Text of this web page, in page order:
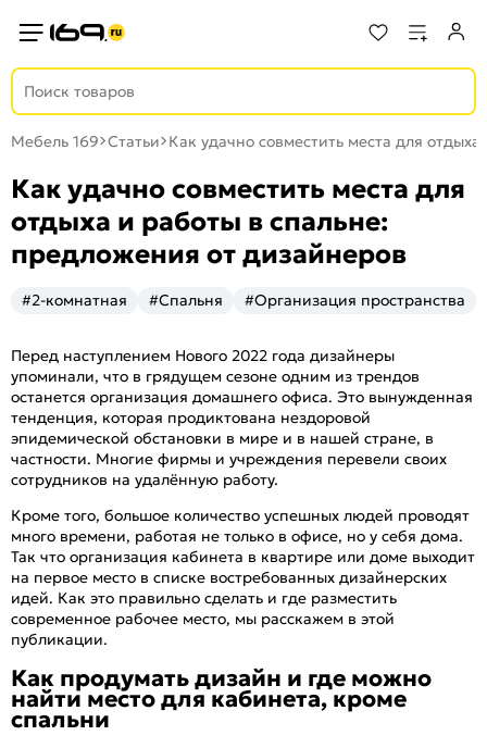
Мебель 169 Статьи Как удачно совместить места для
Как удачно совместить места для
отдыха и работы в спальне:
предложения от дизайнеров
#2-комнатная #Спальня #Организация пространства
Перед наступлением Нового 2022 года дизайнеры
упоминали, что в грядущем сезоне одним из трендов
останется организация домашнего офиса. Это вынужденная
тенденция, которая продиктована нездоровой
эпидемической обстановки в мире и в нашей стране, в
частности. Многие фирмы и учреждения перевели своих
сотрудников на удалённую работу.
Кроме того, большое количество успешных людей проводят
много времени, работая не только в офисе, но у себя дома.
Так что организация кабинета в квартире или доме выходит
на первое место в списке востребованных дизайнерских
идей. Как это правильно сделать и где разместить
современное рабочее место, мы расскажем в этой
публикации.
Как продумать дизайн и где можно
найти место для кабинета, кроме
спальни